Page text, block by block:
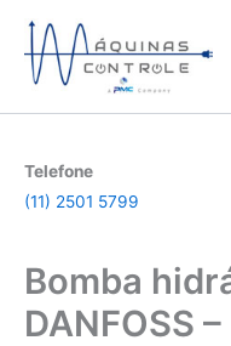
para
Telefone
(11) 2501 5799
Bomba
DANFOSS